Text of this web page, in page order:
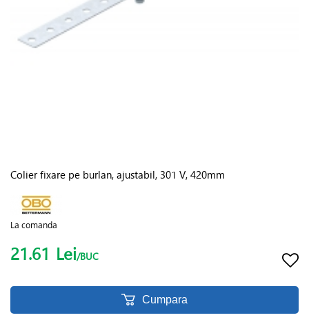
Colier fixare pe burlan, ajustabil, 301 V, 420mm
La comanda
21.61 Lei/BUC
Cumpara